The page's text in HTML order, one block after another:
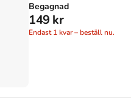
Begagnad
149 kr
Endast1kvar – beställ nu.